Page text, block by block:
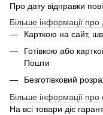
Про дату відправки
Більше інформації про
Карткою на сайт,
Готівкою або
Пошти
Безготівковий
Більше інформації про
На всі товари діє